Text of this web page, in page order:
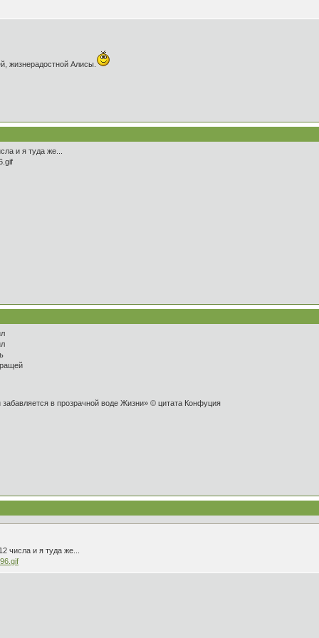
жизнерадостной Алисы.
и я туда же...
в прозрачной воде Жизни» © цитата Конфуция
числа и я туда же...